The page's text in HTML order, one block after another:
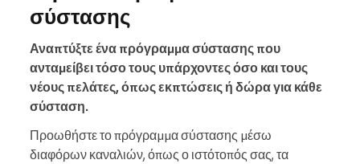
σύστασης
Αναπτύξτε ένα πρόγραμμα σύστασης που
ανταμείβει τόσο τους υπάρχοντες όσο και τους
νέους πελάτες, όπως εκπτώσεις ή δώρα για κάθε
σύσταση.
Προωθήστε το πρόγραμμα σύστασης μέσω
διαφόρων καναλιών, όπως ο ιστότοπός σας, τα